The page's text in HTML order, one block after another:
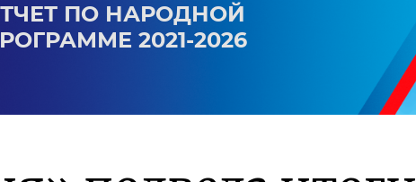
ПО НАРОДНОЙ
2021-2026